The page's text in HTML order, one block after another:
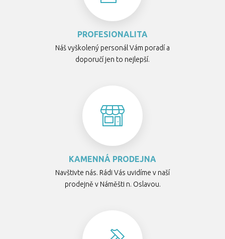
PROFESIONALITA
Náš vyškolený personál Vám poradí a
doporučí jen to nejlepší.
KAMENNÁ PRODEJNA
Navštivte nás. Rádi Vás uvidíme v naší
prodejně v Náměšti n. Oslavou.